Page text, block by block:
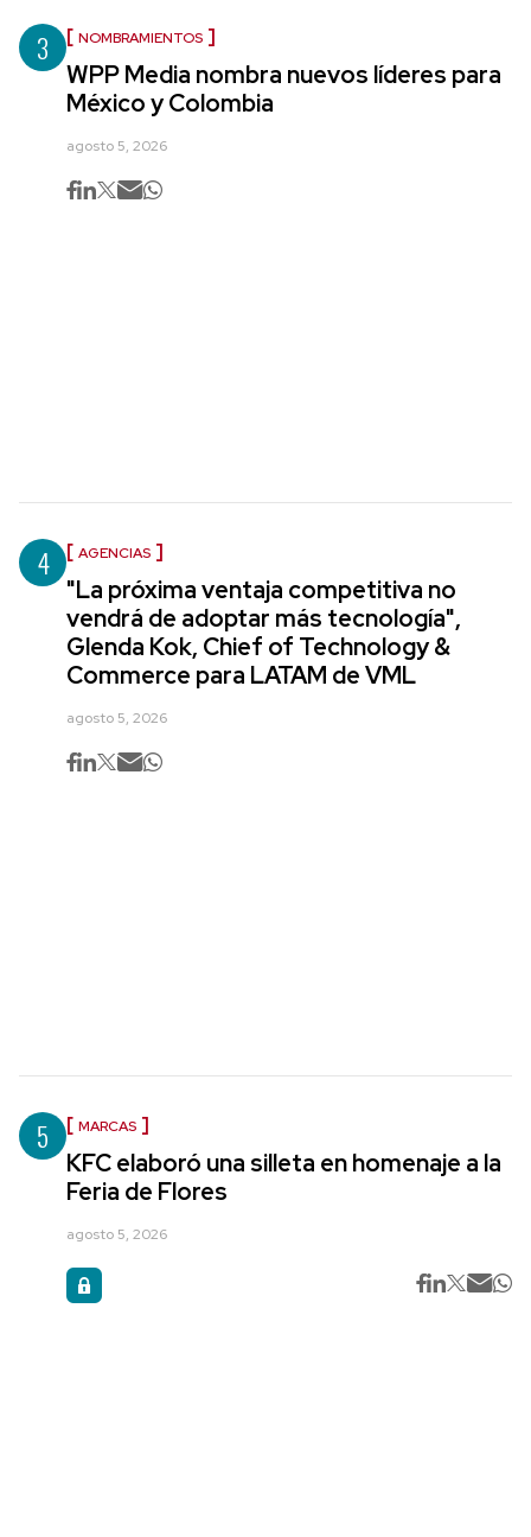
3 NOMBRAMIENTOS
WPP Media nombra nuevos líderes para
México y Colombia
agosto 5, 2026
4 AGENCIAS
"La próxima ventaja competitiva no
vendrá de adoptar más tecnología",
Glenda Kok, Chief of Technology &
Commerce para LATAM de VML
agosto 5, 2026
5 MARCAS
KFC elaboró una silleta en homenaje a la
Feria de Flores
agosto 5, 2026